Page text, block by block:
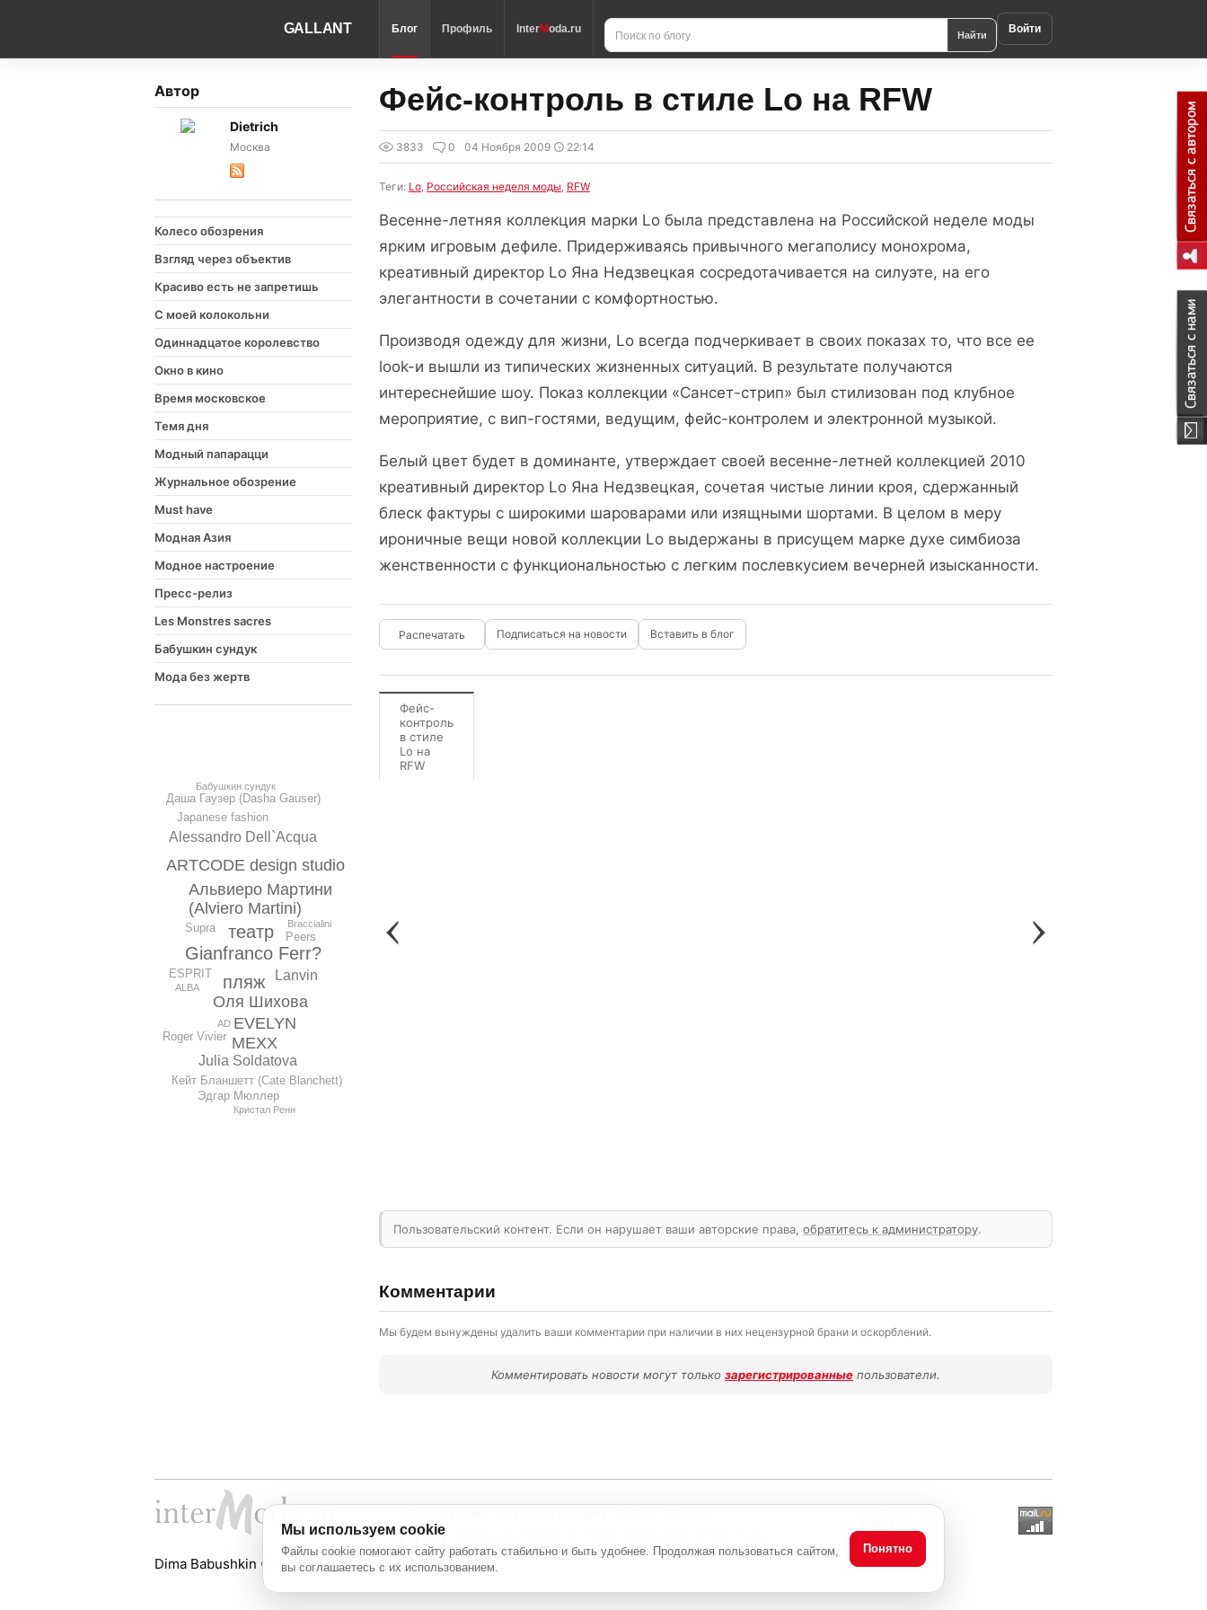
GALLANT Блог Профиль InterModa.ru Найти Войти
Автор
Dietrich
Москва
Колесо обозрения
Взгляд через объектив
Красиво есть не запретишь
С моей колокольни
Одиннадцатое королевство
Окно в кино
Время московское
Темя дня
Модный папарацци
Журнальное обозрение
Must have
Модная Азия
Модное настроение
Пресс-релиз
Les Monstres sacres
Бабушкин сундук
Мода без жертв
Gianfranco Ferr?
театр
пляж
Альвиеро Мартини
(Alviero Martini)
Оля Шихова
EVELYN
MEXX
ARTCODE design studio
Alessandro Dell`Acqua
Julia Soldatova
Lanvin
Supra
Кейт Бланшетт (Cate Blanchett)
Peers
Japanese fashion
Roger Vivier
ESPRIT
Даша Гаузер (Dasha Gauser)
Эдгар Мюллер
ALBA
AD
Кристал Ренн
Braccialini
Бабушкин сундук
Фейс-контроль в стиле Lo на RFW
3833 0 04 Ноября 2009 22:14
Теги: Lo, Российская неделя моды, RFW
Весенне-летняя коллекция марки Lo была представлена на Российской неделе моды
ярким игровым дефиле. Придерживаясь привычного мегаполису монохрома,
креативный директор Lo Яна Недзвецкая сосредотачивается на силуэте, на его
элегантности в сочетании с комфортностью.
Производя одежду для жизни, Lo всегда подчеркивает в своих показах то, что все ее
look-и вышли из типических жизненных ситуаций. В результате получаются
интереснейшие шоу. Показ коллекции «Сансет-стрип» был стилизован под клубное
мероприятие, с вип-гостями, ведущим, фейс-контролем и электронной музыкой.
Белый цвет будет в доминанте, утверждает своей весенне-летней коллекцией 2010
креативный директор Lo Яна Недзвецкая, сочетая чистые линии кроя, сдержанный
блеск фактуры с широкими шароварами или изящными шортами. В целом в меру
ироничные вещи новой коллекции Lo выдержаны в присущем марке духе симбиоза
женственности с функциональностью с легким послевкусием вечерней изысканности.
Подписаться на новости Вставить в блог
Фейс-
контроль
в стиле
Lo на
RFW
Пользовательский контент. Если он нарушает ваши авторские права, обратитесь к администратору.
Комментарии
Мы будем вынуждены удалить ваши комментарии при наличии в них нецензурной брани и оскорблений.
Комментировать новости могут только зарегистрированные пользователи.
Dima Babushkin © 2000 - 2026
с активной ссылкой на источник
Мы используем cookie
Файлы cookie помогают сайту работать стабильно и быть удобнее. Продолжая пользоваться сайтом,
вы соглашаетесь с их использованием.
Понятно